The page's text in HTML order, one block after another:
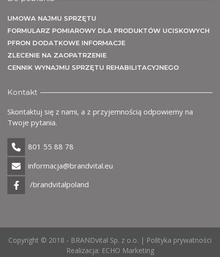
UMOWA NAJMU SPRZĘTU
FORMULARZ POMIAROWY DLA PRODUKTÓW UCISKOWYCH
PFRON DODATKOWE INFORMACJE
ZLECENIE NA ZAOPATRZENIE
CENNIK WYNAJMU SPRZĘTU REHABILITACYJNEGO
Kontakt
Skontaktuj się z nami, a z przyjemnością odpowiemy na
Twoje pytania.
801 55 88 78
informacja@brandvital.eu
/brandvitalpoland
Copyright © 2018 - BRANDvital Sp. z o.o. | Polityka prywatności
Realizacja: ECHO Marketing